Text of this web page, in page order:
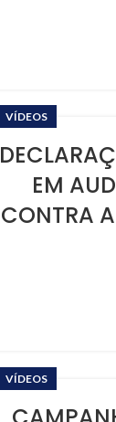
VÍDEOS
EM
CONTRA
VÍDEOS